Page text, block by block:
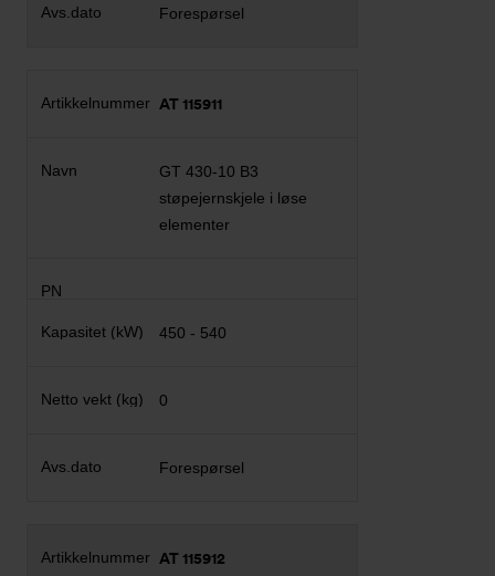
Forespørsel
AT 115911
GT 430-10 B3
støpejernskjele i løse
elementer
450 - 540
0
Forespørsel
AT 115912